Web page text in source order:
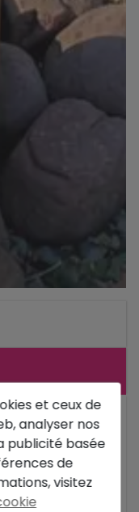
et ceux de
analyser nos
publicité basée
de
visitez